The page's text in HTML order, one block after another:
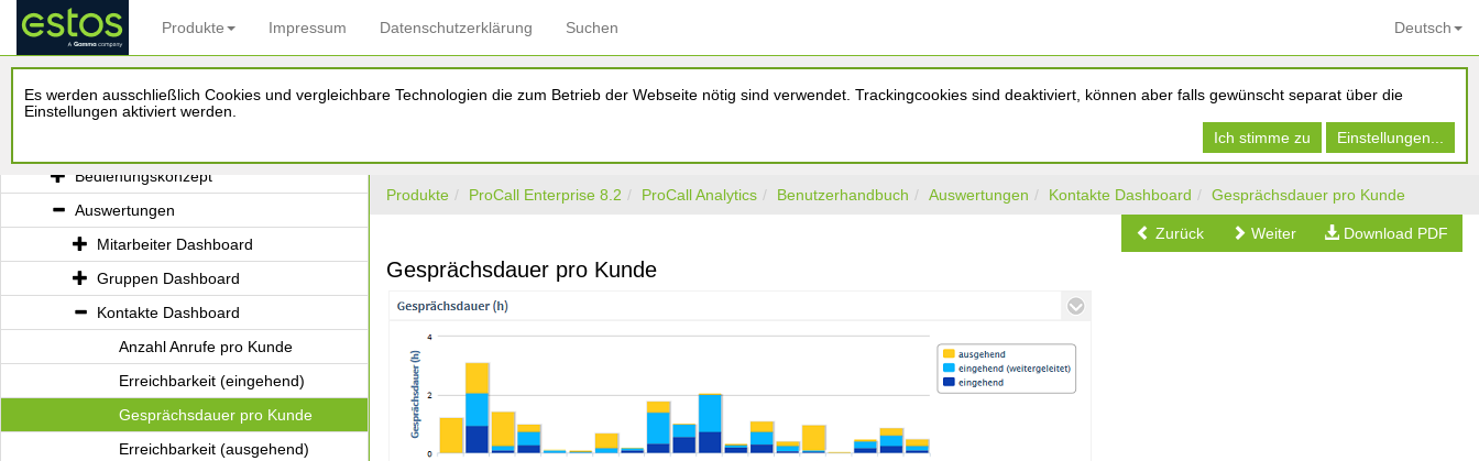
Es werden ausschließlich Cookies und vergleichbare Technologien die zum Betrieb der Webseite nötig sind verwendet. Trackingcookies sind deaktiviert, können aber falls gewünscht separat über die
Einstellungen aktiviert werden.
Ich stimme zu
Einstellungen...
Produkte Impressum Datenschutzerklärung Suchen Deutsch
ProCall Analytics
Administrationshandbuch
Bedienungskonzept
Auswertungen
Mitarbeiter Dashboard
Gruppen Dashboard
Kontakte Dashboard
Anzahl Anrufe pro Kunde
Erreichbarkeit (eingehend)
Gesprächsdauer pro Kunde
Erreichbarkeit (ausgehend)
Produkte ProCall Enterprise 8.2 ProCall Analytics Benutzerhandbuch Auswertungen Kontakte Dashboard Gesprächsdauer pro Kunde
Zurück Weiter Download PDF
Gesprächsdauer pro Kunde